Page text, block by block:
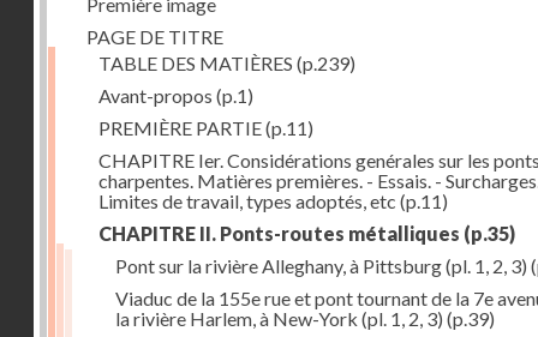
PAGE DE TITRE
TABLE DES MATIÈRES (p.239)
Avant-propos (p.1)
PREMIÈRE PARTIE(p.11)
CHAPITRE Ier. Considérations genérales sur les
charpentes. Matières premières. - Essais. -
Limites de travail, types adoptés, etc (p.11)
CHAPITRE II. Ponts-routes métalliques (p.35)
Pont sur la rivière Alleghany, à Pittsburg (pl. 1, 2, 3)
Viaduc de la 155e rue et pont tournant de la 7e
la rivière Harlem, à New-York (pl. 1, 2, 3) (p.39)